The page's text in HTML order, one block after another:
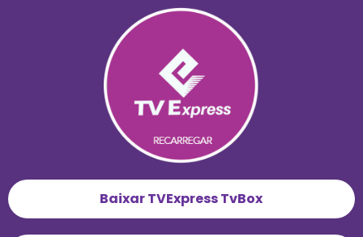
Baixar TVExpress TvBox